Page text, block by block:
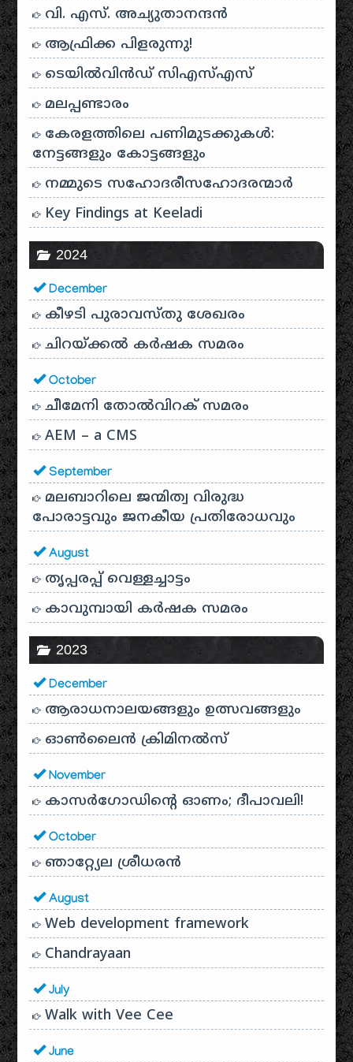
വി. എസ്. അച്യുതാനന്ദൻ
ആഫ്രിക്ക പിളരുന്നു!
ടെയിൽ‌വിൻഡ് സി‌എസ്‌എസ്
മലപ്പണ്ടാരം
കേരളത്തിലെ പണിമുടക്കുകൾ:
നേട്ടങ്ങളും കോട്ടങ്ങളും
നമ്മുടെ സഹോദരീസഹോദരന്മാർ
Key Findings at Keeladi
2024
December
കീഴടി പുരാവസ്തു ശേഖരം
ചിറയ്ക്കൽ കർഷക സമരം
October
ചീമേനി തോൽവിറക് സമരം
AEM – a CMS
September
മലബാറിലെ ജന്മിത്വ വിരുദ്ധ
പോരാട്ടവും ജനകീയ പ്രതിരോധവും
August
തൃപ്പരപ്പ് വെള്ളച്ചാട്ടം
കാവുമ്പായി കർഷക സമരം
2023
December
ആരാധനാലയങ്ങളും ഉത്സവങ്ങളും
ഓൺലൈൻ ക്രിമിനൽസ്
November
കാസർഗോഡിൻ്റെ ഓണം; ദീപാവലി!
October
ഞാറ്റ്യേല ശ്രീധരൻ
August
Web development framework
Chandrayaan
July
Walk with Vee Cee
June